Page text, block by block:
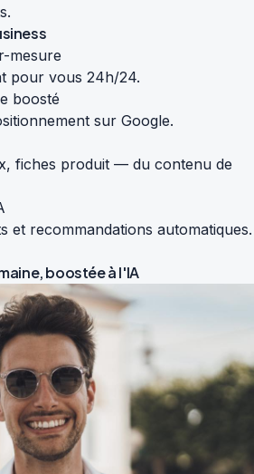
mesure
pour vous 24h/24.
boosté
sur Google.
fiches produit — du contenu de
et recommandations automatiques.
boostée à l'IA